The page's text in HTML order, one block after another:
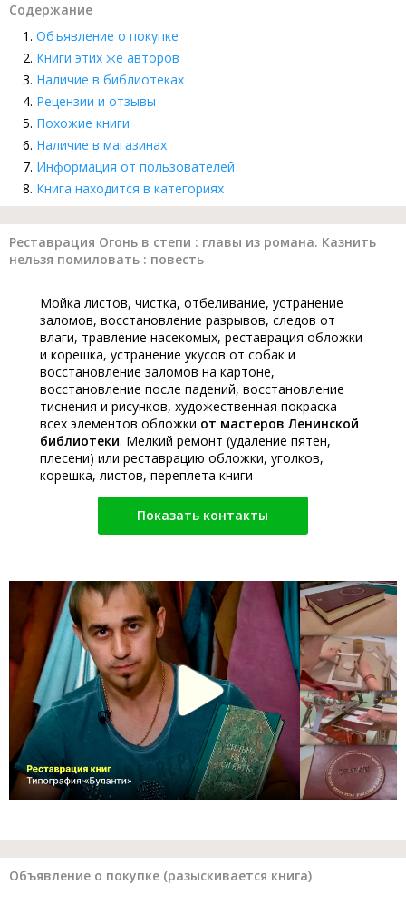
Содержание
Объявление о покупке
Книги этих же авторов
Наличие в библиотеках
Рецензии и отзывы
Похожие книги
Наличие в магазинах
Информация от пользователей
Книга находится в категориях
Реставрация Огонь в степи : главы из романа. Казнить
нельзя помиловать : повесть
Мойка листов, чистка, отбеливание, устранение
заломов, восстановление разрывов, следов от
влаги, травление насекомых, реставрация обложки
и корешка, устранение укусов от собак и
восстановление заломов на картоне,
восстановление после падений, восстановление
тиснения и рисунков, художественная покраска
всех элементов обложки от мастеров Ленинской
библиотеки. Мелкий ремонт (удаление пятен,
плесени) или реставрацию обложки, уголков,
корешка, листов, переплета книги
Показать контакты
Объявление о покупке (разыскивается книга)